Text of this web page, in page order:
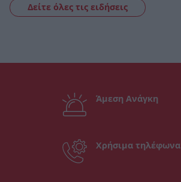
Δείτε όλες τις ειδήσεις
Άμεση Ανάγκη
Χρήσιμα τηλέφωνα